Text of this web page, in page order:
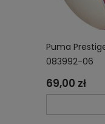
Puma
083992-06
69,00 zł